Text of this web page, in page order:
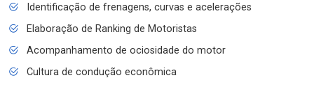
Identificação de frenagens, curvas e acelerações
Elaboração de Ranking de Motoristas
Acompanhamento de ociosidade do motor
Cultura de condução econômica